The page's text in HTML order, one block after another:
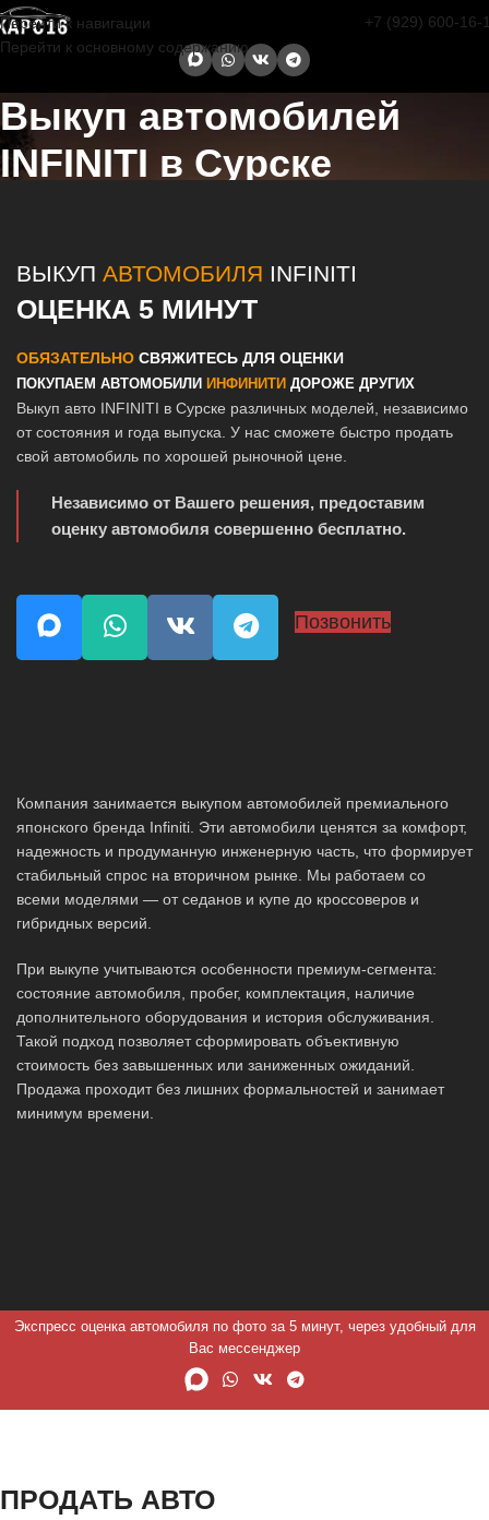
Перейти к навигации
Перейти к основному содержанию
+7 (929) 600-16-
Выкуп автомобилей
INFINITI в Сурске
ВЫКУП АВТОМОБИЛЯ INFINITI
ОЦЕНКА 5 МИНУТ
ОБЯЗАТЕЛЬНО СВЯЖИТЕСЬ ДЛЯ ОЦЕНКИ
ПОКУПАЕМ АВТОМОБИЛИ ИНФИНИТИ ДОРОЖЕ ДРУГИХ
Выкуп авто INFINITI в Сурске различных моделей, независимо
от состояния и года выпуска. У нас сможете быстро продать
свой автомобиль по хорошей рыночной цене.
Независимо от Вашего решения, предоставим
оценку автомобиля совершенно бесплатно.
Позвонить
Компания занимается выкупом автомобилей премиального
японского бренда Infiniti. Эти автомобили ценятся за комфорт,
надежность и продуманную инженерную часть, что формирует
стабильный спрос на вторичном рынке. Мы работаем со
всеми моделями — от седанов и купе до кроссоверов и
гибридных версий.
При выкупе учитываются особенности премиум-сегмента:
состояние автомобиля, пробег, комплектация, наличие
дополнительного оборудования и история обслуживания.
Такой подход позволяет сформировать объективную
стоимость без завышенных или заниженных ожиданий.
Продажа проходит без лишних формальностей и занимает
минимум времени.
Экспресс оценка автомобиля по фото за 5 минут, через удобный для
Вас мессенджер
ПРОДАТЬ АВТО